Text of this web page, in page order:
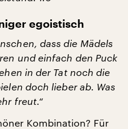
egoistisch
dass die Mädels
und einfach den Puck
in der Tat noch die
doch lieber ab. Was
freut.“
Kombination? Für